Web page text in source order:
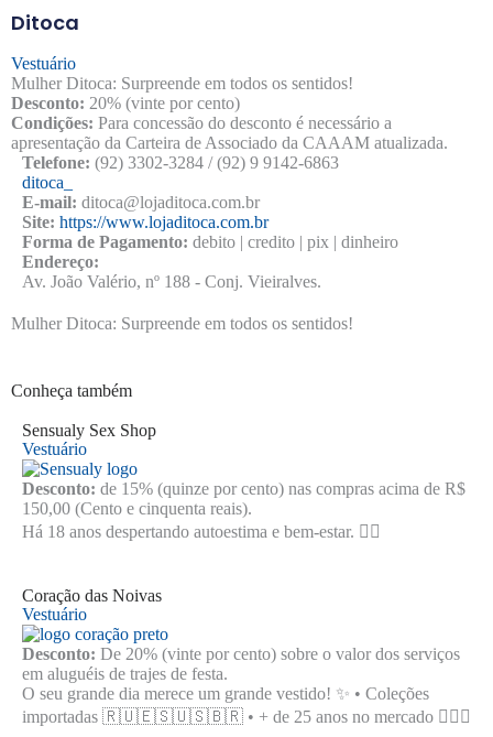
Ditoca
Vestuário
Mulher Ditoca: Surpreende em todos os sentidos!
Desconto: 20% (vinte por cento)
Condições: Para concessão do desconto é necessário a
apresentação da Carteira de Associado da CAAAM atualizada.
Telefone: (92) 3302-3284 / (92) 9 9142-6863
ditoca_
E-mail: ditoca@lojaditoca.com.br
Site: https://www.lojaditoca.com.br
Forma de Pagamento: debito | credito | pix | dinheiro
Endereço:
Av. João Valério, nº 188 - Conj. Vieiralves.
Mulher Ditoca: Surpreende em todos os sentidos!
Conheça também
Sensualy Sex Shop
Vestuário
Desconto: de 15% (quinze por cento) nas compras acima de R$
150,00 (Cento e cinquenta reais).
Há 18 anos despertando autoestima e bem-estar. ❤️‍🔥
Coração das Noivas
Vestuário
Desconto: De 20% (vinte por cento) sobre o valor dos serviços
em aluguéis de trajes de festa.
O seu grande dia merece um grande vestido! ✨ • Coleções
importadas 🇷🇺🇪🇸🇺🇸🇧🇷 • + de 25 anos no mercado 👰🏻‍♀️